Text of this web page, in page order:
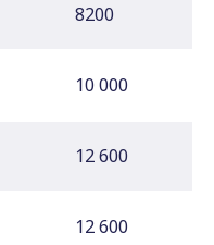
8200
10 000
12 600
12 600